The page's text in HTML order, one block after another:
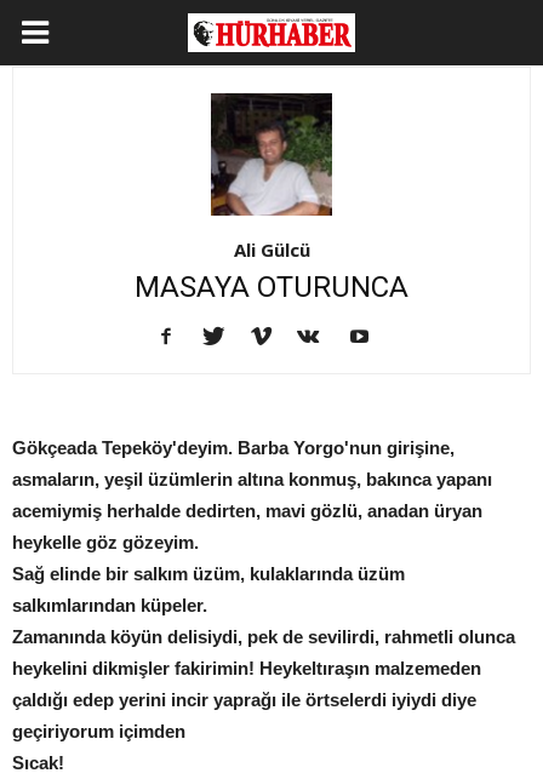
Ali Gülcü
MASAYA OTURUNCA
Gökçeada Tepeköy'deyim. Barba Yorgo'nun girişine,
asmaların, yeşil üzümlerin altına konmuş, bakınca yapanı
acemiymiş herhalde dedirten, mavi gözlü, anadan üryan
heykelle göz gözeyim.
Sağ elinde bir salkım üzüm, kulaklarında üzüm
salkımlarından küpeler.
Zamanında köyün delisiydi, pek de sevilirdi, rahmetli olunca
heykelini dikmişler fakirimin! Heykeltıraşın malzemeden
çaldığı edep yerini incir yaprağı ile örtselerdi iyiydi diye
geçiriyorum içimden
Sıcak!